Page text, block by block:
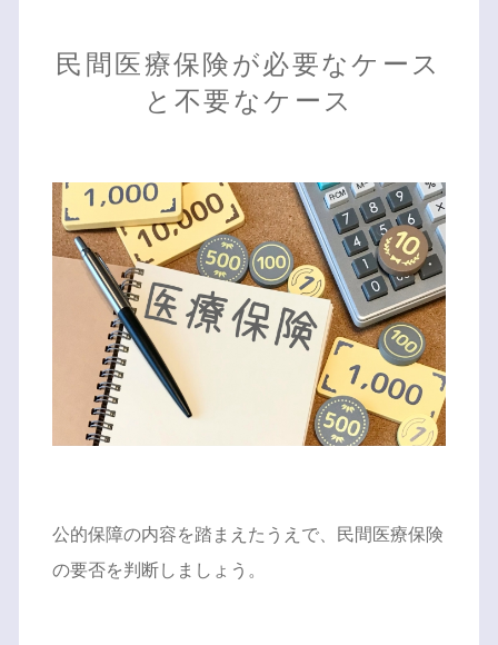
民間医療保険が必要なケース
と不要なケース
公的保障の内容を踏まえたうえで、民間医療保険
の要否を判断しましょう。